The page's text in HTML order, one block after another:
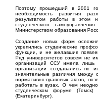
Поэтому прошедший в 2001
необходимость развития
результатом работы в этом
студенческого
Министерством образования
Создание новых форм
укрепились студенческие
функции, и не желавшие
Ряд университетов совсем не
организаций ССУ имела лишь
организации создавались по
значительные различия между
нормативно-правовых актов,
работать в вузах. О чем
студенческом форуме
(Екатеринбург).